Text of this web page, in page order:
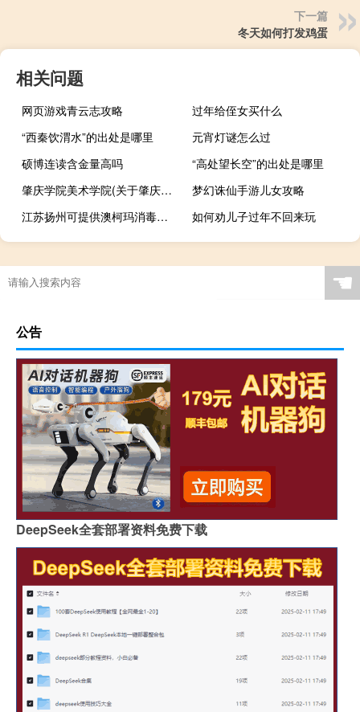
下一篇
冬天如何打发鸡蛋
相关问题
网页游戏青云志攻略
过年给侄女买什么
“西秦饮渭水”的出处是哪里
元宵灯谜怎么过
硕博连读含金量高吗
“高处望长空”的出处是哪里
肇庆学院美术学院(关于肇庆学院美术学院简述)
梦幻诛仙手游儿女攻略
江苏扬州可提供澳柯玛消毒柜维修服务地址在哪
如何劝儿子过年不回来玩
☚
公告
DeepSeek全套部署资料免费下载